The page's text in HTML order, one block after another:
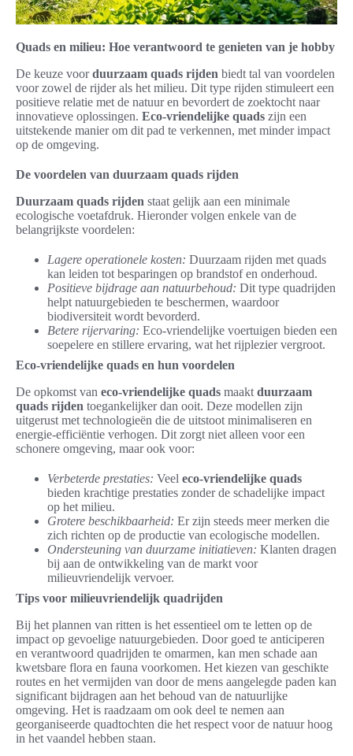
Quads en milieu: Hoe verantwoord te genieten van je hobby
De keuze voorduurzaam quads rijden biedt tal van voordelen
voor zowel de rijder als het milieu. Dit type rijden stimuleert een
positieve relatie met de natuur en bevordert de zoektocht naar
innovatieve oplossingen. Eco-vriendelijke quads zijn een
uitstekende manier om dit pad te verkennen, met minder impact
op de omgeving.
De voordelen van duurzaam quads rijden
Duurzaam quads rijden staat gelijk aan een minimale
ecologische voetafdruk. Hieronder volgen enkele van de
belangrijkste voordelen:
Lagere operationele kosten: Duurzaam rijden met quads
kan leiden tot besparingen op brandstof en onderhoud.
Positieve bijdrage aan natuurbehoud: Dit type quadrijden
helpt natuurgebieden te beschermen, waardoor
biodiversiteit wordt bevorderd.
Betere rijervaring: Eco-vriendelijke voertuigen bieden een
soepelere en stillere ervaring, wat het rijplezier vergroot.
Eco-vriendelijke quads en hun voordelen
De opkomst van eco-vriendelijke quads maakt duurzaam
quads rijden toegankelijker dan ooit. Deze modellen zijn
uitgerust met technologieën die de uitstoot minimaliseren en
energie-efficiëntie verhogen. Dit zorgt niet alleen voor een
schonere omgeving, maar ook voor:
Verbeterde prestaties: Veel eco-vriendelijke quads
bieden krachtige prestaties zonder de schadelijke impact
op het milieu.
Grotere beschikbaarheid: Er zijn steeds meer merken die
zich richten op de productie van ecologische modellen.
Ondersteuning van duurzame initiatieven: Klanten dragen
bij aan de ontwikkeling van de markt voor
milieuvriendelijk vervoer.
Tips voor milieuvriendelijk quadrijden
Bij het plannen van ritten is het essentieel om te letten op de
impact op gevoelige natuurgebieden. Door goed te anticiperen
en verantwoord quadrijden te omarmen, kan men schade aan
kwetsbare flora en fauna voorkomen. Het kiezen van geschikte
routes en het vermijden van door de mens aangelegde paden kan
significant bijdragen aan het behoud van de natuurlijke
omgeving. Het is raadzaam om ook deel te nemen aan
georganiseerde quadtochten die het respect voor de natuur hoog
in het vaandel hebben staan.